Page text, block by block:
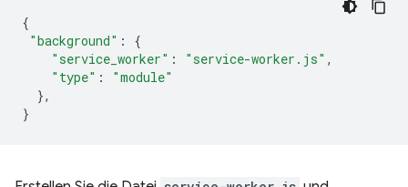
{
"background" :
{
"service_worker" : "service-worker.js" ,
"type" :
"module"
},
}